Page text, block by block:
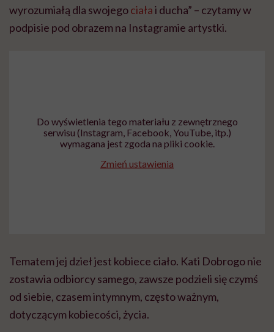
wyrozumiałą dla swojegociałai ducha” – czytamy w
podpisie pod obrazem na Instagramie artystki.
Do wyświetlenia tego materiału z zewnętrznego
serwisu (Instagram, Facebook, YouTube, itp.)
wymagana jest zgoda na pliki cookie.
Zmień ustawienia
Tematem jej dzieł jest kobiece ciało. Kati Dobrogo nie
zostawia odbiorcy samego, zawsze podzieli się czymś
od siebie, czasem intymnym, często ważnym,
dotyczącym kobiecości, życia.